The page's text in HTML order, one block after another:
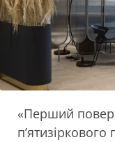
«Перший